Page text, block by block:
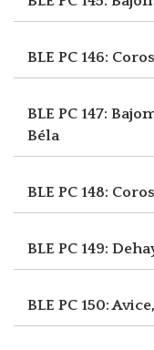
BLE PC 146:
BLE PC 147:
Béla
BLE PC 148:
BLE PC 149:
BLE PC 150: